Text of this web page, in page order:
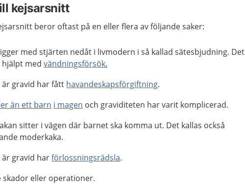
kejsarsnitt
beror oftast på en eller flera av följande saker:
med stjärten nedåt i livmodern i så kallad sätesbjudning. Det
hjälpt medvändningsförsök.
är gravid har fått havandeskapsförgiftning.
än ett barn i magen och graviditeten har varit komplicerad.
sitter i vägen där barnet ska komma ut. Det kallas också
moderkaka.
är gravid harförlossningsrädsla.
skador eller operationer.